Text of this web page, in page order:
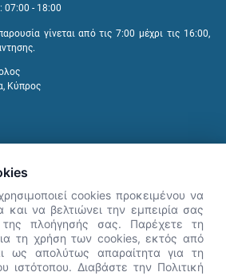
07:00 - 18:00
γίνεται από τις 7:00 μέχρι τις 16:00,
Κύπρος
Καλώς ήρθες! Είμαι η Νόησις.
μου πώς μπορώ να σε βοηθήσω
cookies προκειμένου να
και να βελτιώνει την εμπειρία σας
πλοήγησής σας. Παρέχετε τη
τη χρήση των cookies, εκτός από
ως απολύτως απαραίτητα για τη
ιστότοπου. Διαβάστε την Πολιτική